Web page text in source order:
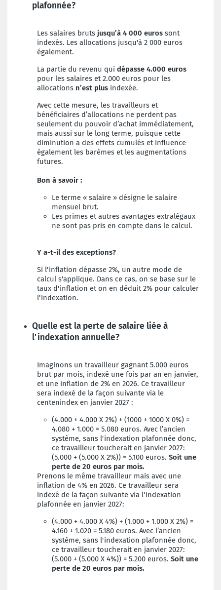
plafonnée?
Les salaires bruts jusqu’à 4 000 euros sont
indexés. Les allocations jusqu'à 2 000 euros
également.
La partie du revenu qui dépasse 4.000 euros
pour les salaires et 2.000 euros pour les
allocations n’est plus indexée.
Avec cette mesure, les travailleurs et
bénéficiaires d’allocations ne perdent pas
seulement du pouvoir d’achat immédiatement,
mais aussi sur le long terme, puisque cette
diminution a des effets cumulés et influence
également les barèmes et les augmentations
futures.
Bon à savoir :
Le terme « salaire » désigne le salaire
mensuel brut.
Les primes et autres avantages extralégaux
ne sont pas pris en compte dans le calcul.
Y a-t-il des exceptions?
Si l'inflation dépasse 2%, un autre mode de
calcul s'applique. Dans ce cas, on se base sur le
taux d'inflation et on en déduit 2% pour calculer
l'indexation.
Quelle est la perte de salaire liée à
l'indexation annuelle?
Imaginons un travailleur gagnant 5.000 euros
brut par mois, indexé une fois par an en janvier,
et une inflation de 2% en 2026. Ce travailleur
sera indexé de la façon suivante via le
centenindex en janvier 2027 :
(4.000 + 4.000 X 2%) + (1000 + 1000 X 0%) =
4.080 + 1.000 = 5.080 euros. Avec l’ancien
système, sans l'indexation plafonnée donc,
ce travailleur toucherait en janvier 2027:
(5.000 + (5.000 X 2%)) = 5.100 euros. Soit une
perte de 20 euros par mois.
Prenons le même travailleur mais avec une
inflation de 4% en 2026. Ce travailleur sera
indexé de la façon suivante via l'indexation
plafonnée en janvier 2027:
(4.000 + 4.000 X 4%) + (1.000 + 1.000 X 2%) =
4.160 + 1.020 = 5.180 euros. Avec l’ancien
système, sans l'indexation plafonnée donc,
ce travailleur toucherait en janvier 2027:
(5.000 + (5.000 X 4%)) = 5.200 euros. Soit une
perte de 20 euros par mois.